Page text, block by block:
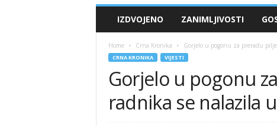
IZDVOJENO ZANIMLJIVOSTI
Home Crna Kronika Gorjelo u pogonu za preradu
CRNA KRONIKA VIJESTI
Gorjelo u pogonu
radnika se nalazila